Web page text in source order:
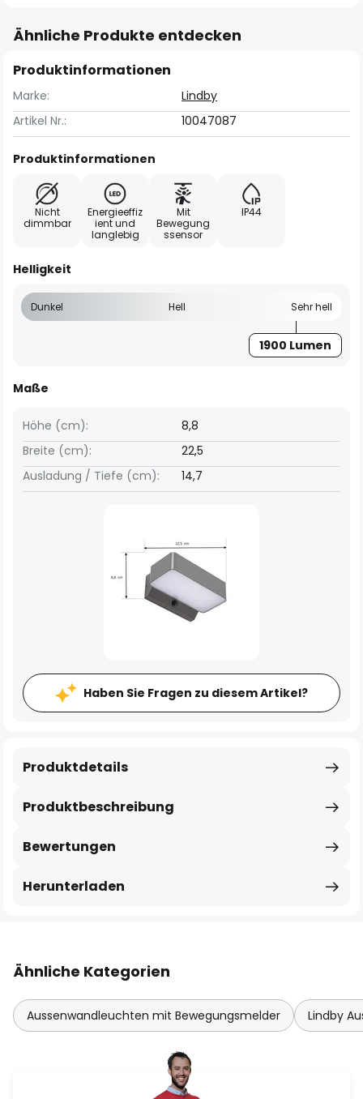
Ähnliche Produkte entdecken
Produktinformationen
Marke:
Lindby
Artikel Nr.:
10047087
Produktinformationen
Nicht
dimmbar
Energieeffiz
ient und
langlebig
Mit
Bewegung
ssensor
IP44
Helligkeit
Dunkel Hell Sehr hell
1900 Lumen
Maße
Breite (cm): 22,5
Höhe (cm): 8,8
Ausladung / Tiefe (cm): 14,7
Haben Sie Fragen zu diesem Artikel?
Produktbeschreibung
Produktdetails
Bewertungen
Herunterladen
Ähnliche Kategorien
Aussenwandleuchten mit Bewegungsmelder Lindby